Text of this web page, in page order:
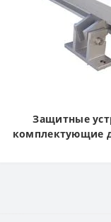
Защитные
комплектующие